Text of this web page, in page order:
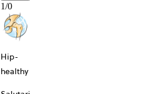
1/0
Hip-
healthy